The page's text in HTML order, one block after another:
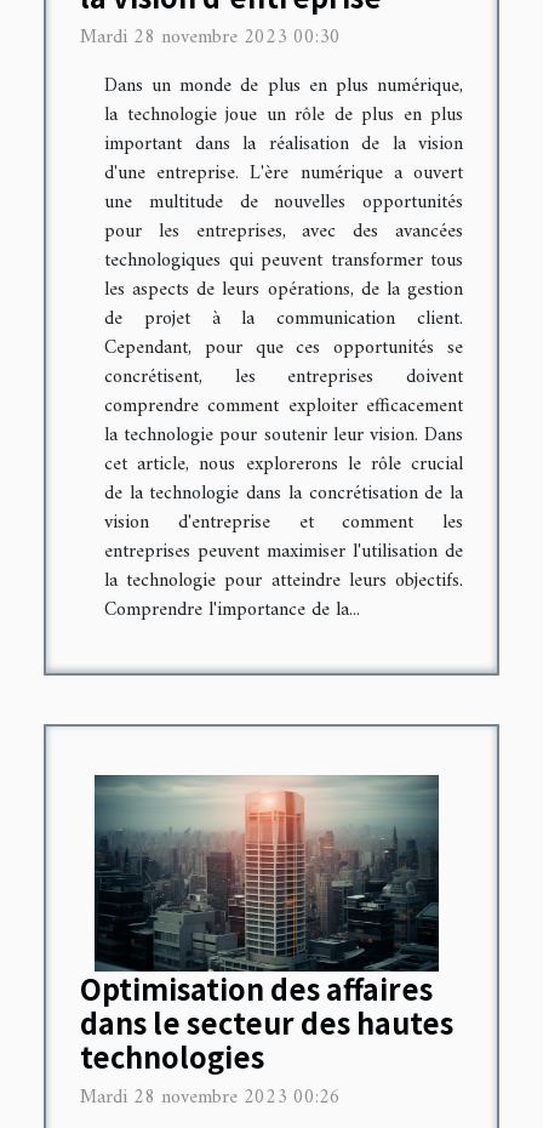
Mardi 28 novembre 2023 00:30
Dans un monde de plus en plus numérique,
la technologie joue un rôle de plus en plus
important dans la réalisation de la vision
d'une entreprise. L'ère numérique a ouvert
une multitude de nouvelles opportunités
pour les entreprises, avec des avancées
technologiques qui peuvent transformer tous
les aspects de leurs opérations, de la gestion
de projet à la communication client.
Cependant, pour que ces opportunités se
concrétisent, les entreprises doivent
comprendre comment exploiter efficacement
la technologie pour soutenir leur vision. Dans
cet article, nous explorerons le rôle crucial
de la technologie dans la concrétisation de la
vision d'entreprise et comment les
entreprises peuvent maximiser l'utilisation de
la technologie pour atteindre leurs objectifs.
Comprendre l'importance de la...
Optimisation des affaires
dans le secteur des hautes
technologies
Mardi 28 novembre 2023 00:26